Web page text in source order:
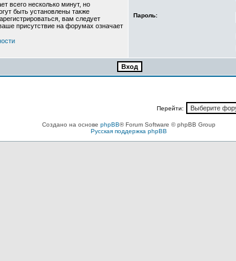
всего несколько минут, но
быть установлены также
вам следует
присутствие на форумах означает
Пароль:
Перейти:
Создано на основе phpBB® Forum Software © phpBB Group
Русская поддержка phpBB